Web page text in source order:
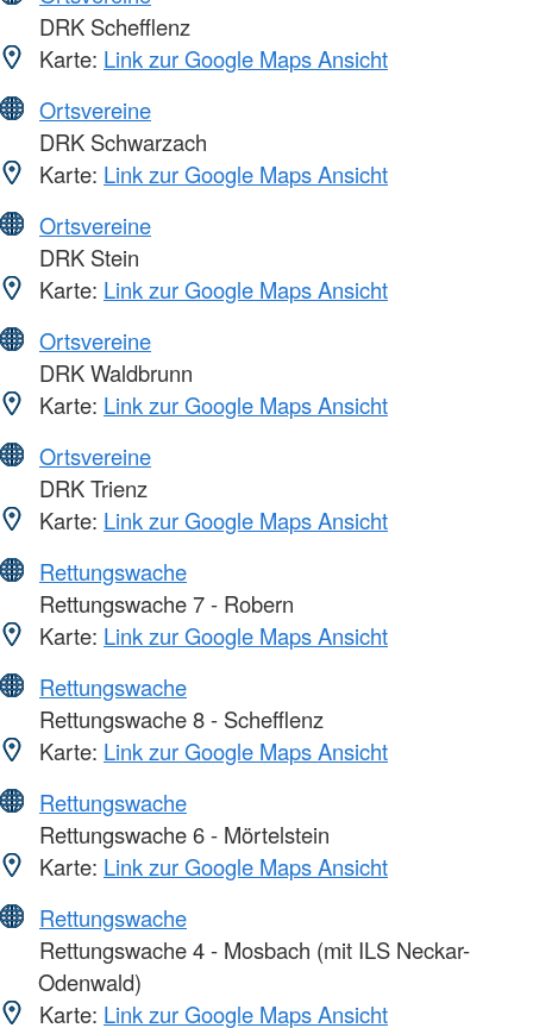
DRK Schefflenz
Karte: Link zur Google Maps Ansicht
Ortsvereine
DRK Schwarzach
Karte: Link zur Google Maps Ansicht
Ortsvereine
DRK Stein
Karte: Link zur Google Maps Ansicht
Ortsvereine
DRK Waldbrunn
Karte: Link zur Google Maps Ansicht
Ortsvereine
DRK Trienz
Karte: Link zur Google Maps Ansicht
Rettungswache
Rettungswache 7 - Robern
Karte: Link zur Google Maps Ansicht
Rettungswache
Rettungswache 8 - Schefflenz
Karte: Link zur Google Maps Ansicht
Rettungswache
Rettungswache 6 - Mörtelstein
Karte: Link zur Google Maps Ansicht
Rettungswache
Rettungswache 4 - Mosbach (mit ILS Neckar-
Odenwald)
Karte: Link zur Google Maps Ansicht